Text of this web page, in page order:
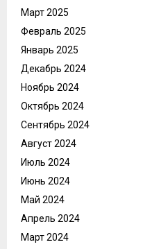
Март 2025
Февраль 2025
Январь 2025
Декабрь 2024
Ноябрь 2024
Октябрь 2024
Сентябрь 2024
Август 2024
Июль 2024
Июнь 2024
Май 2024
Апрель 2024
Март 2024